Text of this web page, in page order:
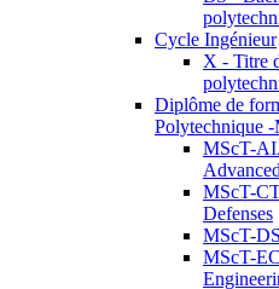
Cycle Ingénieur
X - Titre
Diplôme de
Polytechnique
MScT-
MScT-
Defenses
MScT-
MScT-